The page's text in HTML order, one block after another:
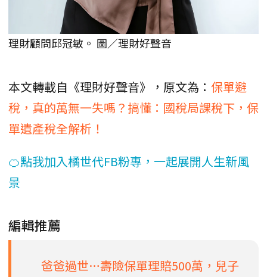
理財顧問邱冠敏。 圖／理財好聲音
本文轉載自《理財好聲音》，原文為： 保單避
稅，真的萬無一失嗎？搞懂：國稅局課稅下，保
單遺產稅全解析！
🍊點我加入橘世代FB粉專，一起展開人生新風
景
編輯推薦
爸爸過世…壽險保單理賠500萬，兒子